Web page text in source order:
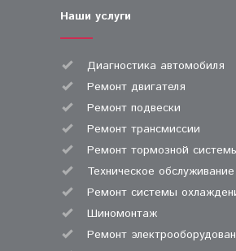
Наши услуги
Диагностика автомобиля
Ремонт двигателя
Ремонт подвески
Ремонт трансмиссии
Ремонт тормозной
Техническое
Ремонт системы
Шиномонтаж
Ремонт